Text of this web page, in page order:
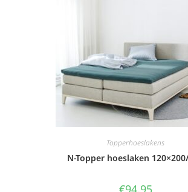
Topperhoeslakens
N-Topper hoeslaken
€94,95